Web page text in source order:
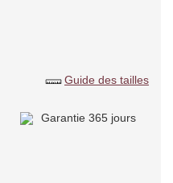
Guide des tailles
Garantie 365 jours